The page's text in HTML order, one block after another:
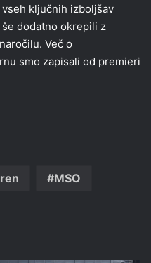
ključnih izboljšav
dodatno okrepili z
Več o
smo zapisali od premieri
MSO